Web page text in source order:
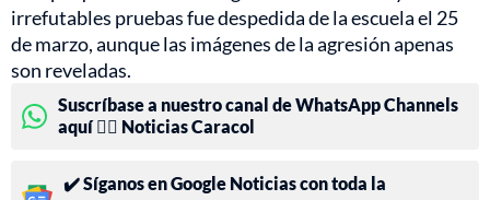
irrefutables pruebas fue despedida de la escuela el 25
de marzo, aunque las imágenes de la agresión apenas
son reveladas.
Suscríbase a nuestro canal de WhatsApp Channels
aquí 👉🏻 Noticias Caracol
✔️ Síganos en Google Noticias con toda la